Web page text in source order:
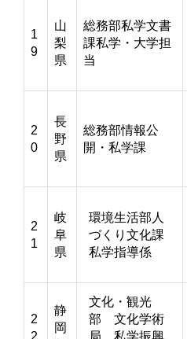
1
9
山
梨
県
総務部私学文書
課私学・大学担
当
2
0
長
野
県
総務部情報公
開・私学課
2
1
岐
阜
県
環境生活部人
づくり文化課
私学指導係
2
2
静
岡
文化・観光
部 文化学術
局 私学振興